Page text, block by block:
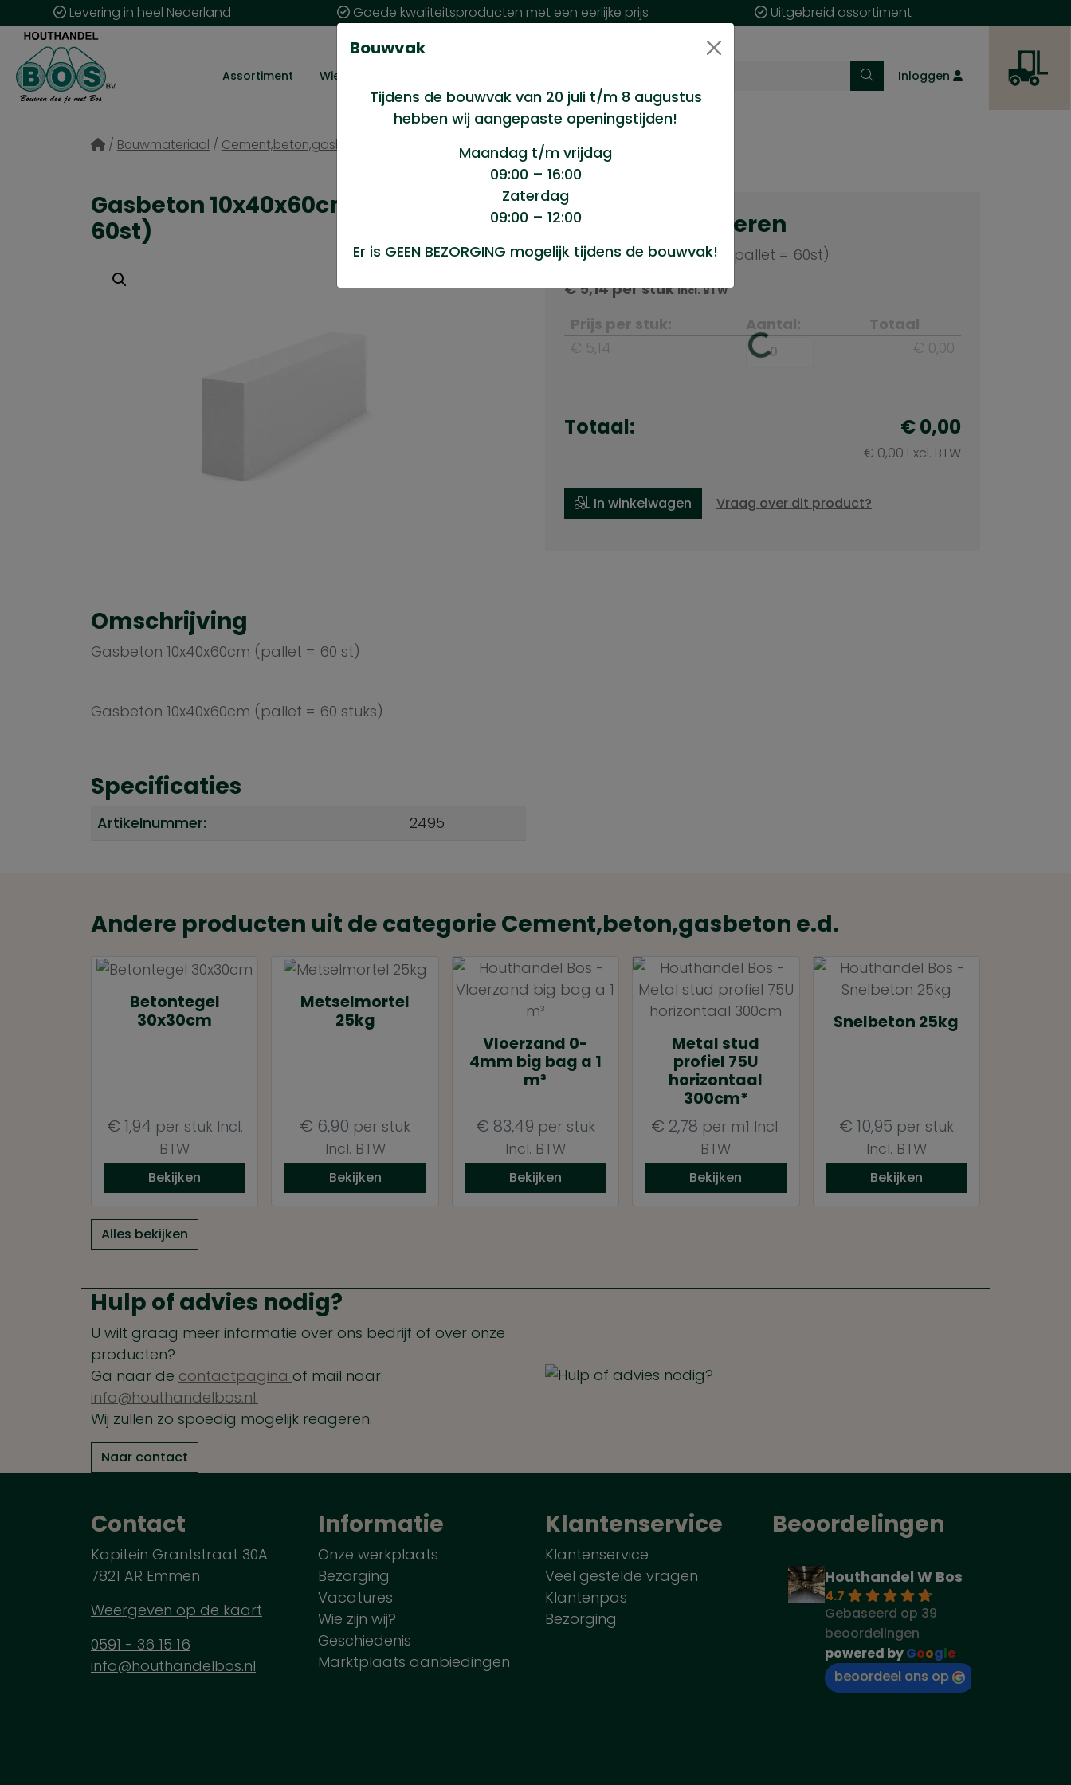
Levering in heel Nederland Goede kwaliteitsproducten met een eerlijke prijs Uitgebreid assortiment
Assortiment Wie zijn wij? Klantenservice Nieuws Inloggen
/ Bouwmateriaal / Cement,beton,gasbeton e.d. Gasbeton 10x40x60cm (pallet = 60st)
Gasbeton 10x40x60cm (pallet =
60st)
Product selecteren
Gasbeton 10x40x60cm (pallet = 60st)
€5,14per stukIncl. BTW
Prijs per stuk: Aantal:
Totaal
€ 5,14
€ 0,00
Totaal: € 0,00
€ 0,00 Excl. BTW
In winkelwagen Vraag over dit product?
Omschrijving
Gasbeton 10x40x60cm (pallet = 60 st)
Gasbeton 10x40x60cm (pallet = 60 stuks)
Specificaties
Artikelnummer: 2495
Andere producten uit de categorie Cement,beton,gasbeton e.d.
Betontegel
30x30cm
€ 1,94 per stuk Incl.
BTW
Bekijken
Metselmortel
25kg
€ 6,90 per stuk
Incl. BTW
Bekijken
Vloerzand 0-
4mm big bag a 1
m³
€ 83,49 per stuk
Incl. BTW
Bekijken
Metal stud
profiel 75U
horizontaal
300cm*
€ 2,78 per m1 Incl.
BTW
Bekijken
Snelbeton 25kg
€ 10,95 per stuk
Incl. BTW
Bekijken
Alles bekijken
Hulp of advies nodig?
U wilt graag meer informatie over ons bedrijf of over onze
producten?
Ga naar de contactpagina of mail naar:
info@houthandelbos.nl.
Wij zullen zo spoedig mogelijk reageren.
Naar contact
Contact
Kapitein Grantstraat 30A
7821 AR Emmen
Weergeven op de kaart
0591 - 36 15 16
info@houthandelbos.nl
Informatie
Onze werkplaats
Bezorging
Vacatures
Wie zijn wij?
Geschiedenis
Marktplaats aanbiedingen
Klantenservice
Klantenservice
Veel gestelde vragen
Klantenpas
Bezorging
Beoordelingen
Houthandel W Bos
4.7
Gebaseerd op 39
beoordelingen
powered byGoogle
beoordeel ons op
Bouwvak
Tijdens de bouwvak van 20 juli t/m 8 augustus
hebben wij aangepaste openingstijden!
Maandag t/m vrijdag
09:00 – 16:00
Zaterdag
09:00 – 12:00
Er is GEEN BEZORGING mogelijk tijdens de bouwvak!